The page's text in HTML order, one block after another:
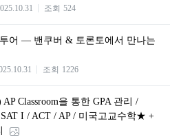
조회 524
어 — 밴쿠버 & 토론토에서 만나는
조회 1226
Classroom을 통한 GPA 관리 /
SAT I / ACT / AP / 미국고교수학★ +